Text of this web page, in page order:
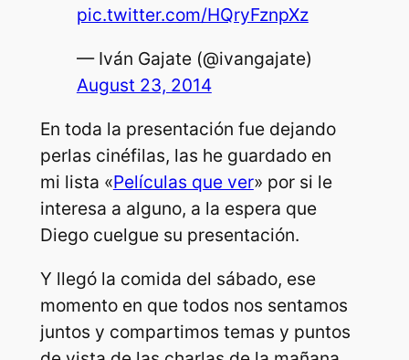
pic.twitter.com/HQryFznpXz
— Iván Gajate (@ivangajate)
August 23, 2014
En toda la presentación fue dejando
perlas cinéfilas, las he guardado en
mi lista «Películas que ver» por si le
interesa a alguno, a la espera que
Diego cuelgue su presentación.
Y llegó la comida del sábado, ese
momento en que todos nos sentamos
juntos y compartimos temas y puntos